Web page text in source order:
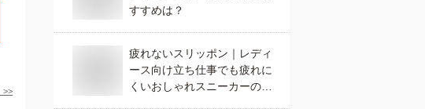
>>
すすめは？
疲れないスリッポン｜レディ
ース向け立ち仕事でも疲れに
くいおしゃれスニーカーのお